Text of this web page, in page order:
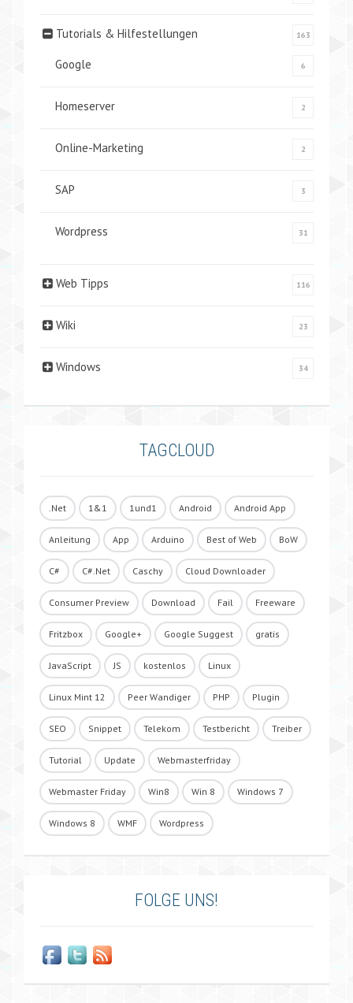
Tutorials & Hilfestellungen 163
Google 6
Homeserver 2
Online-Marketing 2
SAP 3
Wordpress 31
Web Tipps 116
Wiki 23
Windows 34
TAGCLOUD
.Net 1&1 1und1 Android Android App
Anleitung App Arduino Best of Web BoW
C# C#.Net Caschy Cloud Downloader
Consumer Preview Download Fail Freeware
Fritzbox Google+ Google Suggest gratis
JavaScript JS kostenlos Linux
Linux Mint 12 Peer Wandiger PHP Plugin
SEO Snippet Telekom Testbericht Treiber
Tutorial Update Webmasterfriday
Webmaster Friday Win8 Win 8 Windows 7
Windows 8 WMF Wordpress
FOLGE UNS!